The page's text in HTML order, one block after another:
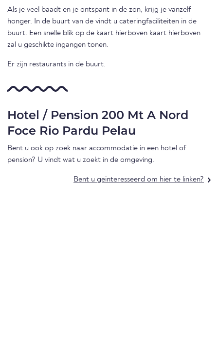
Als je veel baadt en je ontspant in de zon, krijg je vanzelf
honger. In de buurt van de vindt u cateringfaciliteiten in de
buurt. Een snelle blik op de kaart hierboven kaart hierboven
zal u geschikte ingangen tonen.
Er zijn restaurants in de buurt.
Hotel / Pension 200 Mt A Nord
Foce Rio Pardu Pelau
Bent u ook op zoek naar accommodatie in een hotel of
pension? U vindt wat u zoekt in de omgeving.
Bent u geïnteresseerd om hier te linken?